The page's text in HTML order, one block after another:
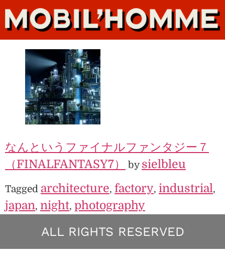
なんというファイナルファンタジー７
（FINALFANTASY7）
by sielbleu
Tagged architecture, factory, industrial,
japan, night, photography
ALL RIGHTS RESERVED